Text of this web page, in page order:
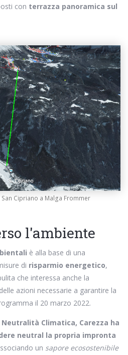
con terrazza panoramica sul
Cipriano a Malga Frommer
l'ambiente
è alla base di una
di risparmio energetico,
che interessa anche la
azioni necessarie a garantire la
il 20 marzo 2022.
Climatica, Carezza ha
neutral la propria impronta
un sapore ecosostenibile